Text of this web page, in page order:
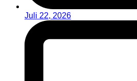
Juli 22, 2026